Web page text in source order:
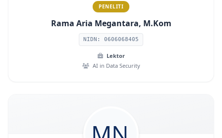
PENELITI
Rama Aria Megantara, M.Kom
NIDN: 0606068405
Lektor
AI in Data Security